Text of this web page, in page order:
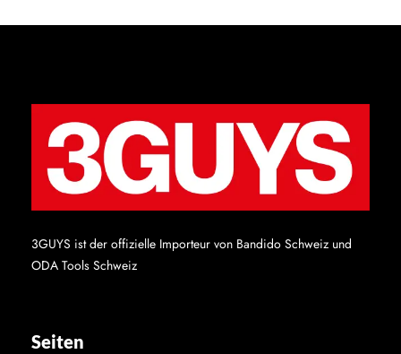
3GUYS ist der offizielle Importeur von Bandido Schweiz und
ODA Tools Schweiz
Seiten